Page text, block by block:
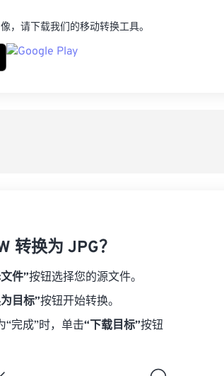
，请下载我们的移动转换工具。
转换为 JPG？
件”按钮选择您的源文件。
目标”按钮开始转换。
“完成”时，单击“下载目标”按钮